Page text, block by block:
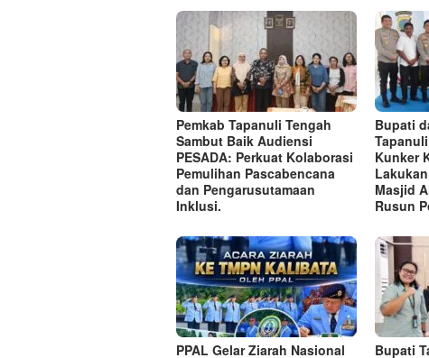
Pemkab Tapanuli Tengah
Sambut Baik Audiensi
PESADA: Perkuat Kolaborasi
Pemulihan Pascabencana
dan Pengarusutamaan
Inklusi.
Bupati
Kunker
Masjid
Rusun
PPAL Gelar Ziarah Nasional
Bupati